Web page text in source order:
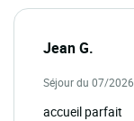
Jean G.
Séjour du 07/2026
accueil parfait